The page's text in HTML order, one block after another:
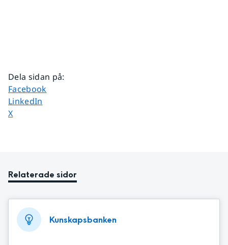
Dela sidan på:
Dela sidan på
Facebook
Dela sidan på
LinkedIn
Dela sidan på
X
Relaterade sidor
Kunskapsbanken